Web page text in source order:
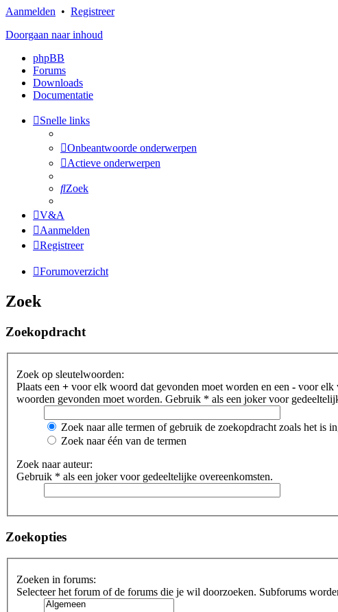
Aanmelden • Registreer
Doorgaan naar inhoud
phpBB
Forums
Downloads
Documentatie
Snelle links
Onbeantwoorde onderwerpen
Actieve onderwerpen
Zoek
V&A
Aanmelden
Registreer
Forumoverzicht
Zoek
Zoekopdracht
Zoek op sleutelwoorden:
Plaats een + voor elk woord dat gevonden moet worden en een - voor elk
woorden gevonden moet worden. Gebruik * als een joker voor
Zoek naar alle termen of gebruik de zoekopdracht zoals het is
Zoek naar één van de termen
Zoek naar auteur:
Gebruik * als een joker voor gedeeltelijke overeenkomsten.
Zoekopties
Zoeken in forums:
Selecteer het forum of de forums die je wil doorzoeken. Subforums